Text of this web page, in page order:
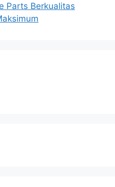
Parts Berkualitas